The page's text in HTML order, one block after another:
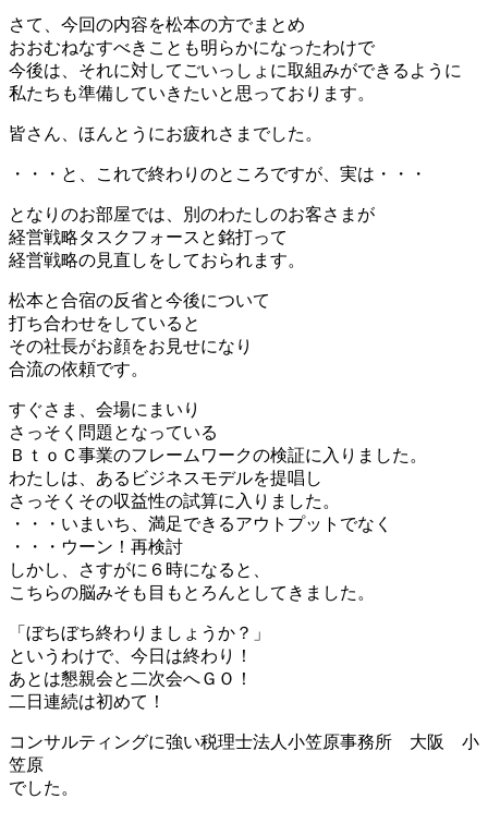
さて、今回の内容を松本の方でまとめ
おおむねなすべきことも明らかになったわけで
今後は、それに対してごいっしょに取組みができるように
私たちも準備していきたいと思っております。
皆さん、ほんとうにお疲れさまでした。
・・・と、これで終わりのところですが、実は・・・
となりのお部屋では、別のわたしのお客さまが
経営戦略タスクフォースと銘打って
経営戦略の見直しをしておられます。
松本と合宿の反省と今後について
打ち合わせをしていると
その社長がお顔をお見せになり
合流の依頼です。
すぐさま、会場にまいり
さっそく問題となっている
ＢｔｏＣ事業のフレームワークの検証に入りました。
わたしは、あるビジネスモデルを提唱し
さっそくその収益性の試算に入りました。
・・・いまいち、満足できるアウトプットでなく
・・・ウーン！再検討
しかし、さすがに６時になると、
こちらの脳みそも目もとろんとしてきました。
「ぼちぼち終わりましょうか？」
というわけで、今日は終わり！
あとは懇親会と二次会へＧＯ！
二日連続は初めて！
コンサルティングに強い税理士法人小笠原事務所 大阪 小
笠原
でした。